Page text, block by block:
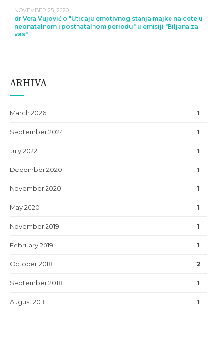
NOVEMBER 25, 2020
dr Vera Vujović o "Uticaju emotivnog stanja majke na dete u
neonatalnom i postnatalnom periodu" u emisiji "Biljana za
vas"
ARHIVA
March 2026 1
September 2024 1
July 2022 1
December 2020 1
November 2020 1
May 2020 1
November 2019 1
February 2019 1
October 2018 2
September 2018 1
August 2018 1